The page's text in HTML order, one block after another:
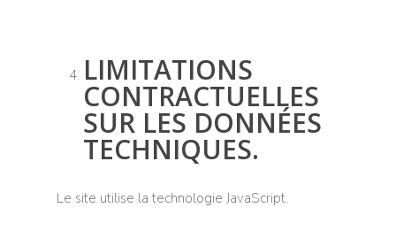
LIMITATIONS
CONTRACTUELLES
SUR LES DONNÉES
TECHNIQUES.
Le site utilise la technologie JavaScript.